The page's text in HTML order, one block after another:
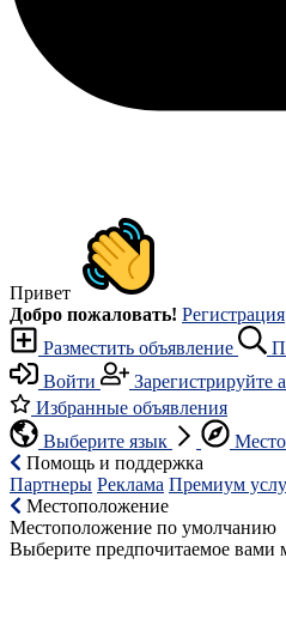
Привет
Добро пожаловать! Регистрация
Разместить объявление
Войти
Зарегистрируйте
Избранные объявления
Выберите язык
Помощь и поддержка
Партнеры Реклама Премиум
Местоположение
Местоположение по умолчанию
Выберите предпочитаемое вами